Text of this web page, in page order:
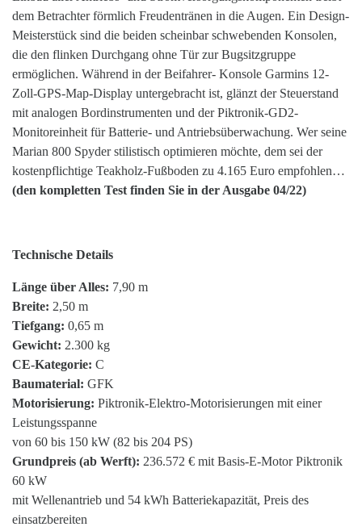
dem Betrachter förmlich Freudentränen in die Augen. Ein Design-
Meisterstück sind die beiden scheinbar schwebenden Konsolen,
die den flinken Durchgang ohne Tür zur Bugsitzgruppe
ermöglichen. Während in der Beifahrer- Konsole Garmins 12-
Zoll-GPS-Map-Display untergebracht ist, glänzt der Steuerstand
mit analogen Bordinstrumenten und der Piktronik-GD2-
Monitoreinheit für Batterie- und Antriebsüberwachung. Wer seine
Marian 800 Spyder stilistisch optimieren möchte, dem sei der
kostenpflichtige Teakholz-Fußboden zu 4.165 Euro empfohlen…
(den kompletten Test finden Sie in der Ausgabe 04/22)
Technische Details
Länge über Alles: 7,90 m
Breite: 2,50 m
Tiefgang: 0,65 m
Gewicht: 2.300 kg
CE-Kategorie: C
Baumaterial: GFK
Motorisierung: Piktronik-Elektro-Motorisierungen mit einer
Leistungsspanne
von 60 bis 150 kW (82 bis 204 PS)
Grundpreis (ab Werft): 236.572 € mit Basis-E-Motor Piktronik
60 kW
mit Wellenantrieb und 54 kWh Batteriekapazität, Preis des
einsatzbereiten